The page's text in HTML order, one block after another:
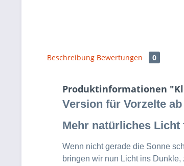
Beschreibung Bewertungen 0
Produktinformationen
Version für Vorzelte
Mehr natürliches Licht
Wenn nicht gerade die Sonne
bringen wir nun Licht ins